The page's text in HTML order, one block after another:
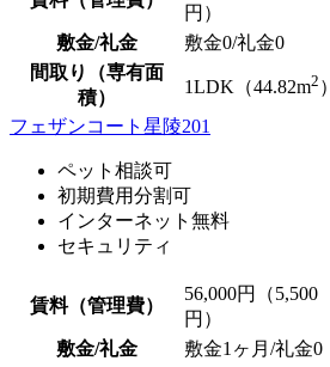
円）
敷金/礼金 敷金0/礼金0
間取り（専有面
積）
1LDK（44.82m2 ）
フェザンコート星陵201
ペット相談可
初期費用分割可
インターネット無料
セキュリティ
賃料（管理費）
56,000円（5,500
円）
敷金/礼金 敷金1ヶ月/礼金0